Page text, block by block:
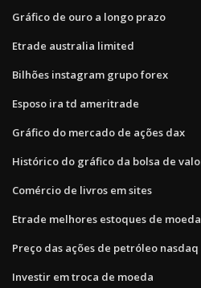
Gráfico de ouro a longo prazo
Etrade australia limited
Bilhões instagram grupo forex
Esposo ira td ameritrade
Gráfico do mercado de ações dax
Histórico do gráfico da bolsa de
Comércio de livros em sites
Etrade melhores estoques de
Preço das ações de petróleo nasdaq
Investir em troca de moeda